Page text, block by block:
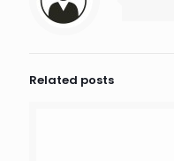
Related posts